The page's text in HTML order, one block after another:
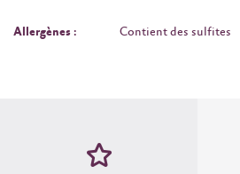
Allergènes : Contient des sulfites